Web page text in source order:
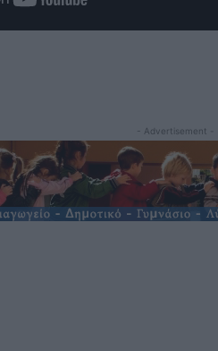
- Advertisement -